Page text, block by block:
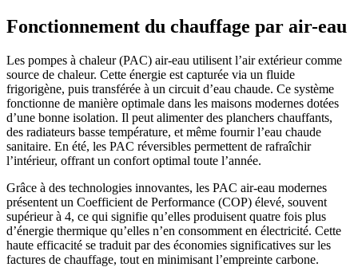
Fonctionnement du chauffage par air-eau
Les pompes à chaleur (PAC) air-eau utilisent l’air extérieur comme
source de chaleur. Cette énergie est capturée via un fluide
frigorigène, puis transférée à un circuit d’eau chaude. Ce système
fonctionne de manière optimale dans les maisons modernes dotées
d’une bonne isolation. Il peut alimenter des planchers chauffants,
des radiateurs basse température, et même fournir l’eau chaude
sanitaire. En été, les PAC réversibles permettent de rafraîchir
l’intérieur, offrant un confort optimal toute l’année.
Grâce à des technologies innovantes, les PAC air-eau modernes
présentent un Coefficient de Performance (COP) élevé, souvent
supérieur à 4, ce qui signifie qu’elles produisent quatre fois plus
d’énergie thermique qu’elles n’en consomment en électricité. Cette
haute efficacité se traduit par des économies significatives sur les
factures de chauffage, tout en minimisant l’empreinte carbone.